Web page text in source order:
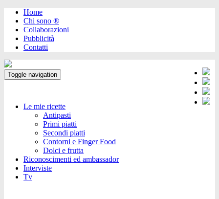
Home
Chi sono ®️
Collaborazioni
Pubblicità
Contatti
Toggle navigation
Le mie ricette
Antipasti
Primi piatti
Secondi piatti
Contorni e Finger Food
Dolci e frutta
Riconoscimenti ed ambassador
Interviste
Tv